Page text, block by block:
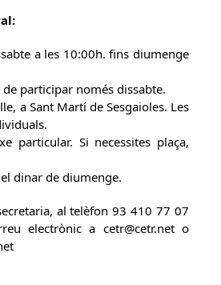
a les 10:00h. fins diumenge
de participar només dissabte.
a Sant Martí de Sesgaioles. Les
particular. Si necessites plaça,
dinar de diumenge.
al telèfon 93 410 77 07
electrònic a cetr@cetr.net o